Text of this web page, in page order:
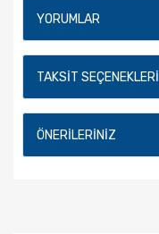
YORUMLAR
TAKSIT SEÇENEKLERI
ÖNERILERINIZ